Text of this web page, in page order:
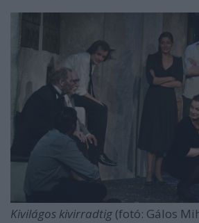
Kivilágos kivirradtig (fotó: Gálos